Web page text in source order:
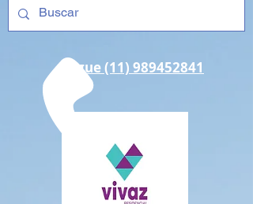
Ligue (11) 989452841